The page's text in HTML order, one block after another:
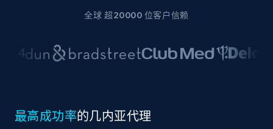
全球 超20000 位客户信赖
最高成功率的几内亚代理